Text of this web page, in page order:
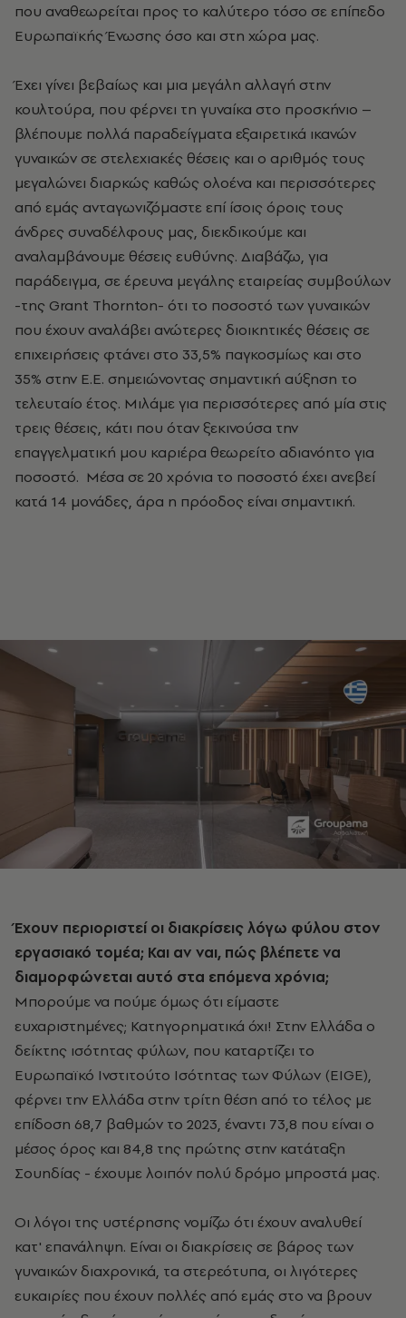
που αναθεωρείται προς το καλύτερο τόσο σε επίπεδο
Ευρωπαϊκής Ένωσης όσο και στη χώρα μας.
Έχει γίνει βεβαίως και μια μεγάλη αλλαγή στην
κουλτούρα, που φέρνει τη γυναίκα στο προσκήνιο –
βλέπουμε πολλά παραδείγματα εξαιρετικά ικανών
γυναικών σε στελεχιακές θέσεις και ο αριθμός τους
μεγαλώνει διαρκώς καθώς ολοένα και περισσότερες
από εμάς ανταγωνιζόμαστε επί ίσοις όροις τους
άνδρες συναδέλφους μας, διεκδικούμε και
αναλαμβάνουμε θέσεις ευθύνης. Διαβάζω, για
παράδειγμα, σε έρευνα μεγάλης εταιρείας συμβούλων
-της Grant Thornton- ότι το ποσοστό των γυναικών
που έχουν αναλάβει ανώτερες διοικητικές θέσεις σε
επιχειρήσεις φτάνει στο 33,5% παγκοσμίως και στο
35% στην Ε.Ε. σημειώνοντας σημαντική αύξηση το
τελευταίο έτος. Μιλάμε για περισσότερες από μία στις
τρεις θέσεις, κάτι που όταν ξεκινούσα την
επαγγελματική μου καριέρα θεωρείτο αδιανόητο για
ποσοστό. Μέσα σε 20 χρόνια το ποσοστό έχει ανεβεί
κατά 14 μονάδες, άρα η πρόοδος είναι σημαντική.
Έχουν περιοριστεί οι διακρίσεις λόγω φύλου στον
εργασιακό τομέα; Και αν ναι, πώς βλέπετε να
διαμορφώνεται αυτό στα επόμενα χρόνια;
Μπορούμε να πούμε όμως ότι είμαστε
ευχαριστημένες; Κατηγορηματικά όχι! Στην Ελλάδα ο
δείκτης ισότητας φύλων, που καταρτίζει το
Ευρωπαϊκό Ινστιτούτο Ισότητας των Φύλων (EIGE),
φέρνει την Ελλάδα στην τρίτη θέση από το τέλος με
επίδοση 68,7 βαθμών το 2023, έναντι 73,8 που είναι ο
μέσος όρος και 84,8 της πρώτης στην κατάταξη
Σουηδίας - έχουμε λοιπόν πολύ δρόμο μπροστά μας.
Οι λόγοι της υστέρησης νομίζω ότι έχουν αναλυθεί
κατ' επανάληψη. Είναι οι διακρίσεις σε βάρος των
γυναικών διαχρονικά, τα στερεότυπα, οι λιγότερες
ευκαιρίες που έχουν πολλές από εμάς στο να βρουν